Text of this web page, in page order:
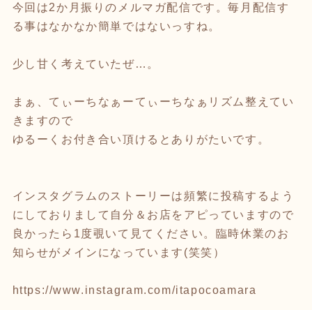
今回は2か月振りのメルマガ配信です。毎月配信す
る事はなかなか簡単ではないっすね。
少し甘く考えていたぜ…。
まぁ、てぃーちなぁーてぃーちなぁリズム整えてい
きますので
ゆるーくお付き合い頂けるとありがたいです。
インスタグラムのストーリーは頻繁に投稿するよう
にしておりまして自分＆お店をアピっていますので
良かったら1度覗いて見てください。臨時休業のお
知らせがメインになっています(笑笑）
https://www.instagram.com/itapocoamara